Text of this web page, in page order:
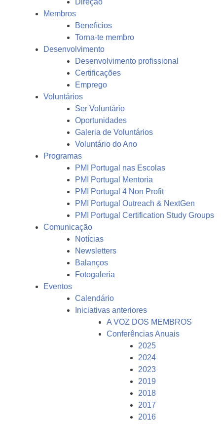
Direção
Membros
Benefícios
Torna-te membro
Desenvolvimento
Desenvolvimento profissional
Certificações
Emprego
Voluntários
Ser Voluntário
Oportunidades
Galeria de Voluntários
Voluntário do Ano
Programas
PMI Portugal nas Escolas
PMI Portugal Mentoria
PMI Portugal 4 Non Profit
PMI Portugal Outreach & NextGen
PMI Portugal Certification Study Groups
Comunicação
Notícias
Newsletters
Balanços
Fotogaleria
Eventos
Calendário
Iniciativas anteriores
A VOZ DOS MEMBROS
Conferências Anuais
2025
2024
2023
2019
2018
2017
2016